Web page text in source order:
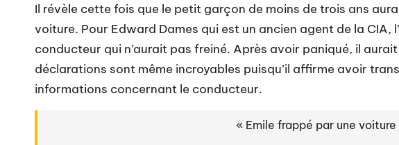
Il révèle cette fois que le petit garçon de moins de trois ans
voiture. Pour Edward Dames qui est un ancien agent de la CIA,
conducteur qui n’aurait pas freiné. Après avoir paniqué, il
déclarations sont même incroyables puisqu’il affirme avoir
informations concernant le conducteur.
« Emile frappé par une voiture